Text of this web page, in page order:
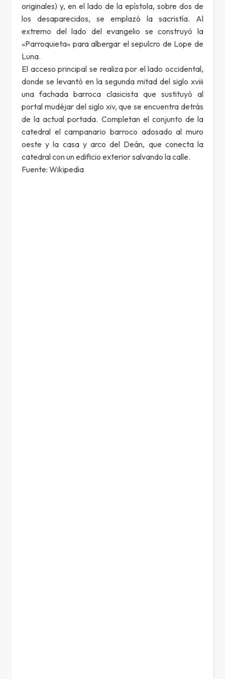
originales) y, en el lado de la epístola, sobre dos de
los desaparecidos, se emplazó la sacristía. Al
extremo del lado del evangelio se construyó la
«Parroquieta» para albergar el sepulcro de Lope de
Luna.
El acceso principal se realiza por el lado occidental,
donde se levantó en la segunda mitad del siglo xviii
una fachada barroca clasicista que sustituyó al
portal mudéjar del siglo xiv, que se encuentra detrás
de la actual portada. Completan el conjunto de la
catedral el campanario barroco adosado al muro
oeste y la casa y arco del Deán, que conecta la
catedral con un edificio exterior salvando la calle.
Fuente: Wikipedia